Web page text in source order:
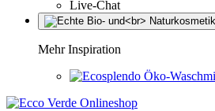
Live-Chat
Mehr Inspiration
Öko-